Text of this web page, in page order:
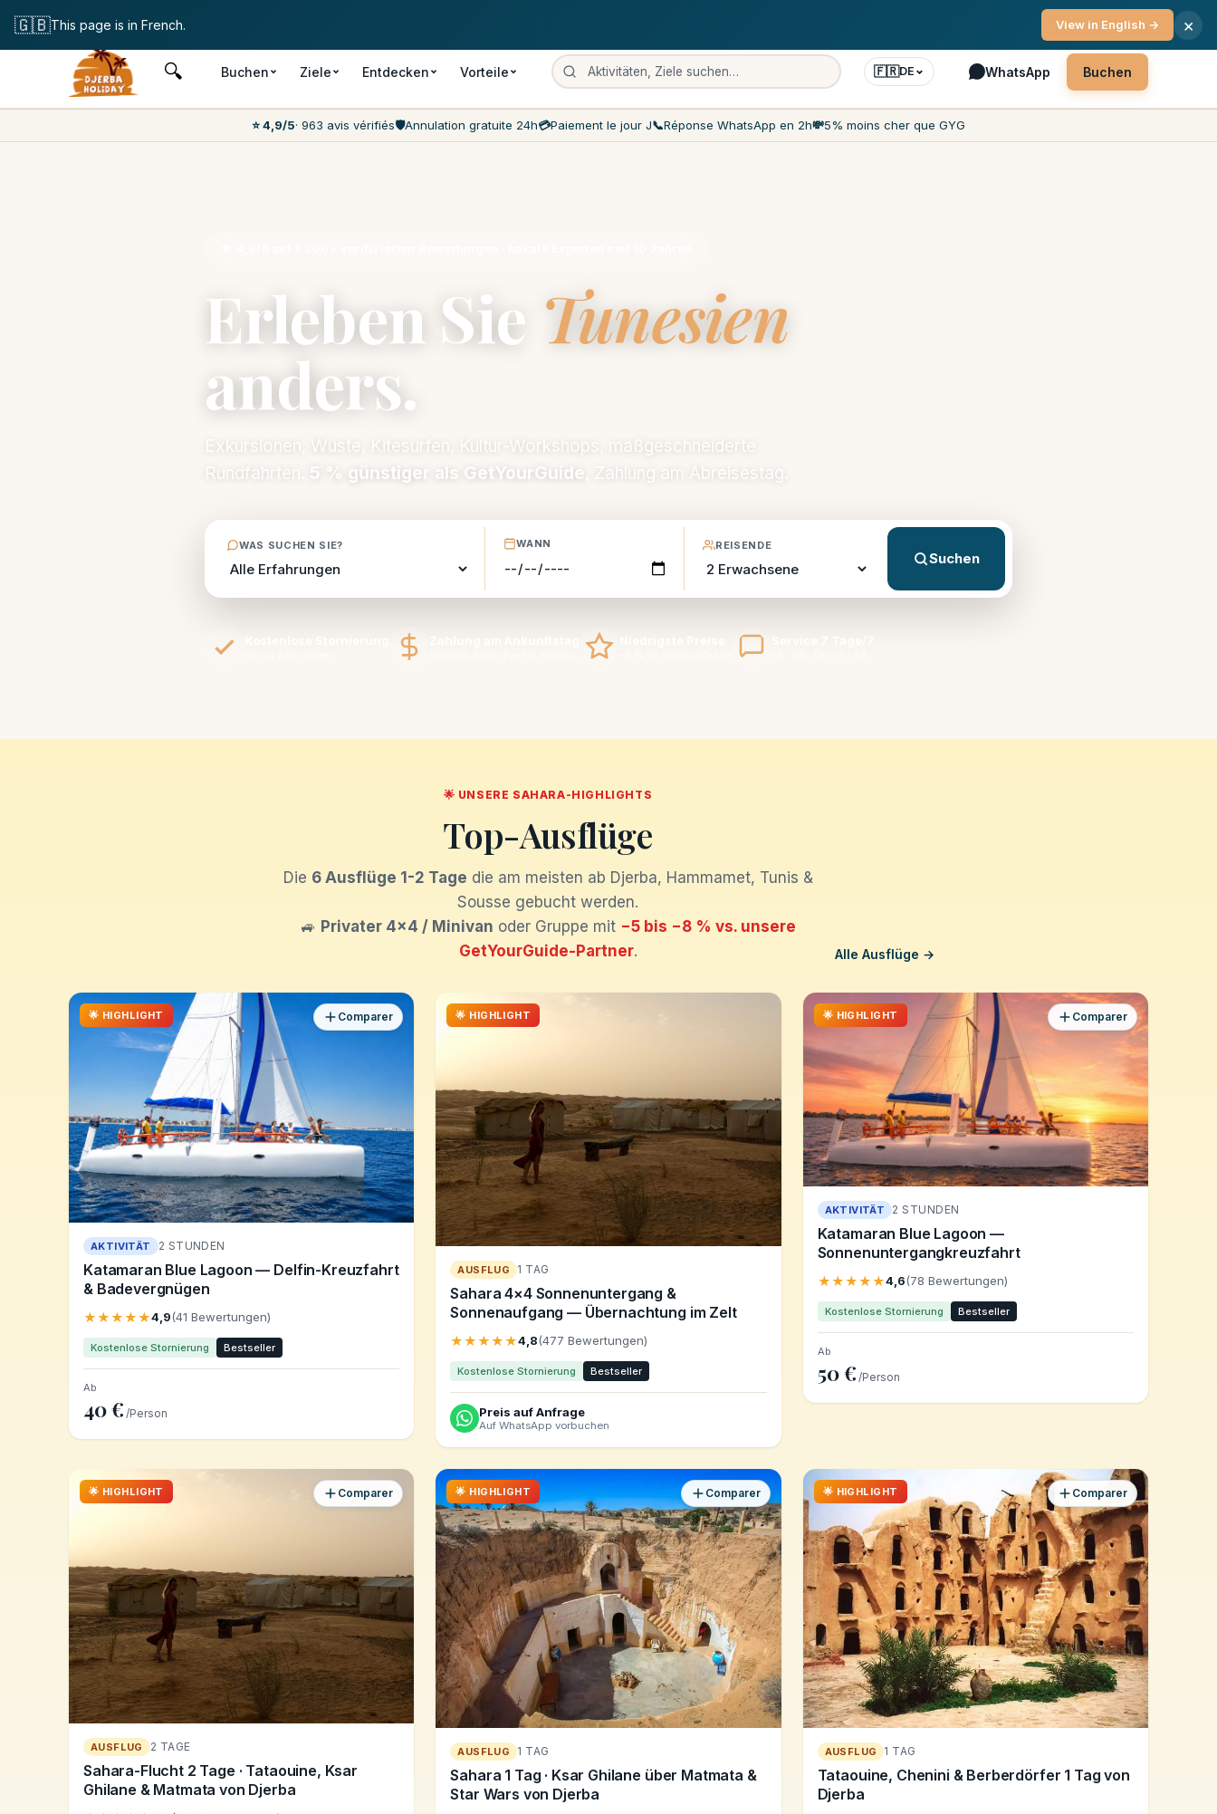
🔍 Buchen Ziele Entdecken Vorteile 🇫🇷DE WhatsApp Buchen
⭐ 4,9/5· 963 avis vérifiés🛡️Annulation gratuite 24h💳Paiement le jour J📞Réponse WhatsApp en 2h💸5% moins cher que GYG
Erleben Sie Tunesien
anders.
Exkursionen, Wüste, Kitesurfen, Kultur-Workshops, maßgeschneiderte
Rundfahrten. 5 % günstiger als GetYourGuide , Zahlung am Abreisestag.
WAS SUCHEN SIE? WANN REISENDE
Suchen
🌟 UNSERE SAHARA-HIGHLIGHTS
Top-Ausflüge
Die 6 Ausflüge 1-2 Tage die am meisten ab Djerba, Hammamet, Tunis &
Sousse gebucht werden.
🚙 Privater 4×4 / Minivan oder Gruppe mit −5 bis −8 % vs. unsere
GetYourGuide-Partner. Alle Ausflüge →
🌟 HIGHLIGHT
AKTIVITÄT 2 STUNDEN
Katamaran Blue Lagoon — Delfin-Kreuzfahrt
& Badevergnügen
★★★★★4,9(41 Bewertungen)
Kostenlose Stornierung Bestseller
Ab
40 € /Person
Comparer 🌟 HIGHLIGHT
AUSFLUG 1 TAG
Sahara 4×4 Sonnenuntergang &
Sonnenaufgang — Übernachtung im Zelt
★★★★★4,8(477 Bewertungen)
Kostenlose Stornierung Bestseller
Preis auf Anfrage
Auf WhatsApp vorbuchen
🌟 HIGHLIGHT
AKTIVITÄT 2 STUNDEN
Katamaran Blue Lagoon —
Sonnenuntergangkreuzfahrt
★★★★★4,6(78 Bewertungen)
Kostenlose Stornierung Bestseller
Ab
50 € /Person
Comparer
🌟 HIGHLIGHT
AUSFLUG 2 TAGE
Sahara-Flucht 2 Tage · Tataouine, Ksar
Ghilane & Matmata von Djerba
Comparer 🌟 HIGHLIGHT
AUSFLUG 1 TAG
Sahara 1 Tag · Ksar Ghilane über Matmata &
Star Wars von Djerba
Comparer 🌟 HIGHLIGHT
AUSFLUG 1 TAG
Tataouine, Chenini & Berberdörfer 1 Tag von
Djerba
Comparer
🇬🇧This page is in French. View in English → ×